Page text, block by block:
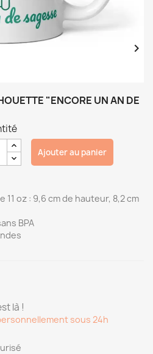

"ENCORE UN AN DE
11 oz : 9,6 cm de hauteur, 8,2 cm
BPA
Ajouter au panier
là !
sous 24h